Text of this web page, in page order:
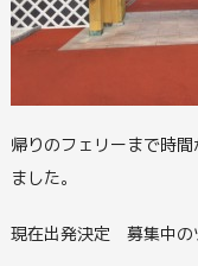
帰りのフェリーまで時
ました。
現在出発決定 募集中の